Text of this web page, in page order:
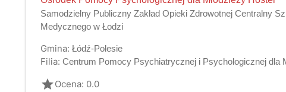
Samodzielny Publiczny Zakład Opieki Zdrowotnej Centralny
Medycznego w Łodzi
Gmina: Łódź-Polesie
Filia: Centrum Pomocy Psychiatrycznej i Psychologicznej dla
gradeOcena: 0.0